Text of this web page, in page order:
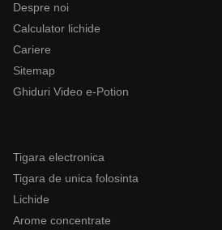
Despre noi
Calculator lichide
Cariere
Sitemap
Ghiduri Video e-Potion
Tigara electronica
Tigara de unica folosinta
Lichide
Arome concentrate